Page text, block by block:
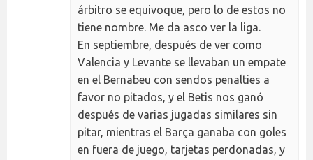
árbitro se equivoque, pero lo de estos no
tiene nombre. Me da asco ver la liga.
En septiembre, después de ver como
Valencia y Levante se llevaban un empate
en el Bernabeu con sendos penalties a
favor no pitados, y el Betis nos ganó
después de varias jugadas similares sin
pitar, mientras el Barça ganaba con goles
en fuera de juego, tarjetas perdonadas, y